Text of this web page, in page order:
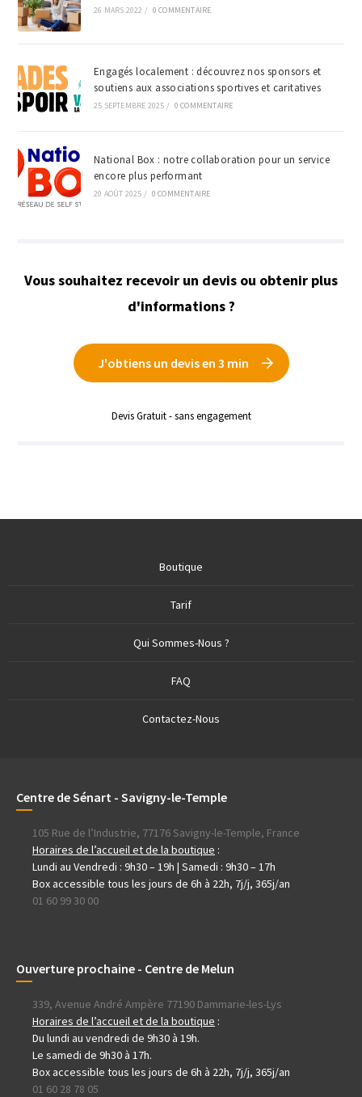
26 MARS 2022 / 0 COMMENTAIRE
Engagés localement : découvrez nos sponsors et
soutiens aux associations sportives et caritatives
25 SEPTEMBRE 2025 / 0 COMMENTAIRE
National Box : notre collaboration pour un service
encore plus performant
20 AOÛT 2025 / 0 COMMENTAIRE
Vous souhaitez recevoir un devis ou obtenir plus
d'informations ?
J'obtiens un devis en 3 min
Devis Gratuit - sans engagement
Boutique
Tarif
Qui Sommes-Nous ?
FAQ
Contactez-Nous
Centre de Sénart - Savigny-le-Temple
105 Rue de l’Industrie, 77176 Savigny-le-Temple, France
Horaires de l’accueil et de la boutique :
Lundi au Vendredi : 9h30 – 19h | Samedi : 9h30 – 17h
Box accessible tous les jours de 6h à 22h, 7j/j, 365j/an
01 60 99 30 00
Ouverture prochaine - Centre de Melun
339, Avenue André Ampère 77190 Dammarie-les-Lys
Horaires de l’accueil et de la boutique :
Du lundi au vendredi de 9h30 à 19h.
Le samedi de 9h30 à 17h.
Box accessible tous les jours de 6h à 22h, 7j/j, 365j/an
01 60 28 78 05